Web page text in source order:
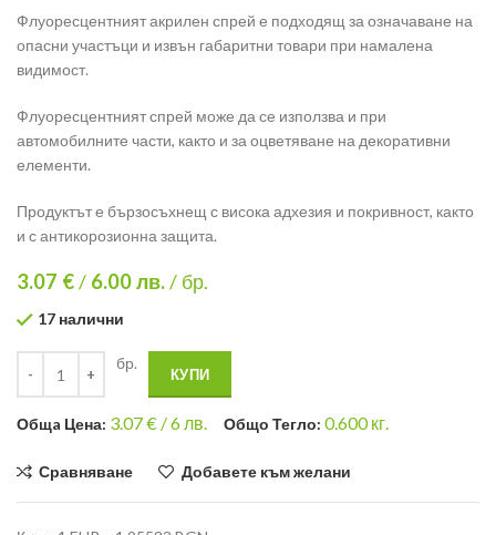
Флуоресцентният акрилен спрей е подходящ за означаване на
опасни участъци и извън габаритни товари при намалена
видимост.
Флуоресцентният спрей може да се използва и при
автомобилните части, както и за оцветяване на декоративни
елементи.
Продуктът е бързосъхнещ с висока адхезия и покривност, както
и с антикорозионна защита.
3.07 €/ 6.00лв./ бр.
17 налични
бр.
КУПИ
Общa Цена: 3.07€ /6 лв. Общо Тегло: 0.600кг.
Сравняване Добавете към желани